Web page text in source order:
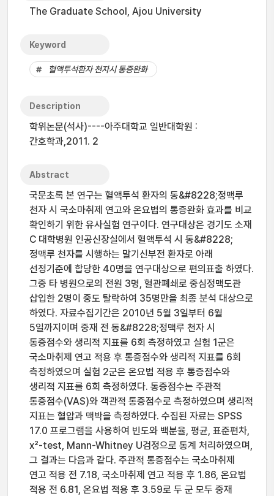
The Graduate School, Ajou University
Keyword
혈액투석환자 천자시 통증완화
Description
학위논문(석사)----아주대학교 일반대학원 :
간호학과,2011. 2
Abstract
국문초록 본 연구는 혈액투석 환자의 동&#8228;정맥루
천자 시 국소마취제 연고와 온요법의 통증완화 효과를 비교
확인하기 위한 유사실험 연구이다. 연구대상은 경기도 소재
C 대학병원 인공신장실에서 혈액투석 시 동&#8228;
정맥루 천자를 시행하는 말기신부전 환자로 아래
선정기준에 합당한 40명을 연구대상으로 편의표출 하였다.
그중 타 병원으로의 전원 3명, 혈관폐쇄로 중심정맥도관
삽입한 2명이 중도 탈락하여 35명만을 최종 분석 대상으로
하였다. 자료수집기간은 2010년 5월 3일부터 6월
5일까지이며 중재 전 동&#8228;정맥루 천자 시
통증점수와 생리적 지표를 6회 측정하였고 실험 1군은
국소마취제 연고 적용 후 통증점수와 생리적 지표를 6회
측정하였으며 실험 2군은 온요법 적용 후 통증점수와
생리적 지표를 6회 측정하였다. 통증점수는 주관적
통증점수(VAS)와 객관적 통증점수로 측정하였으며 생리적
지표는 혈압과 맥박을 측정하였다. 수집된 자료는 SPSS
17.0 프로그램을 사용하여 빈도와 백분율, 평균, 표준편차,
x²-test, Mann-Whitney U검정으로 통계 처리하였으며,
그 결과는 다음과 같다. 주관적 통증점수는 국소마취제
연고 적용 전 7.18, 국소마취제 연고 적용 후 1.86, 온요법
적용 전 6.81, 온요법 적용 후 3.59로 두 군 모두 중재